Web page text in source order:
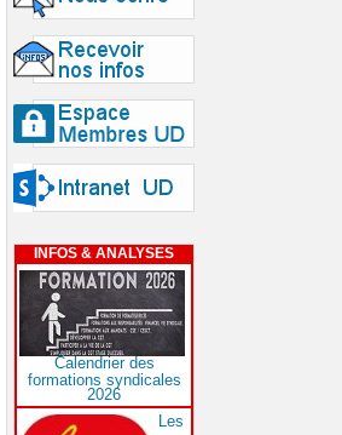
INFOS & ANALYSES
Calendrier des
formations syndicales
2026
Les